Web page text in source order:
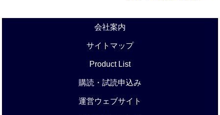
会社案内
サイトマップ
Product List
購読・試読申込み
運営ウェブサイト